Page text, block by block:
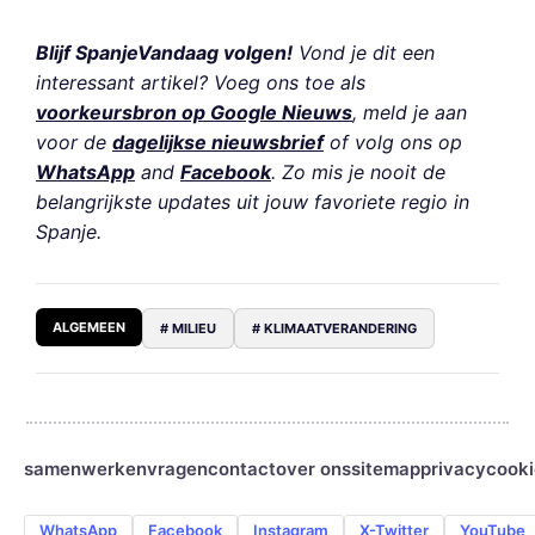
Blijf SpanjeVandaag volgen! Vond je dit een
interessant artikel? Voeg ons toe als
voorkeursbron op Google Nieuws, meld je aan
voor de dagelijkse nieuwsbriefof volg ons op
WhatsApp and Facebook. Zo mis je nooit de
belangrijkste updates uit jouw favoriete regio in
Spanje.
ALGEMEEN # MILIEU # KLIMAATVERANDERING
samenwerkenvragencontactover onssitemapprivacy
WhatsApp Facebook Instagram X-Twitter YouTube